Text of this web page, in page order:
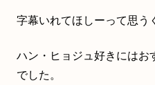
字幕いれてほしーって思う
ハン・ヒョジュ好きにはお
でした。